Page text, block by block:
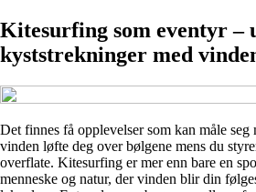
Kitesurfing som eventyr –
kyststrekninger med
Det finnes få opplevelser som kan måle seg
vinden løfte deg over bølgene mens du
overflate. Kitesurfing er mer enn bare en
menneske og natur, der vinden blir din